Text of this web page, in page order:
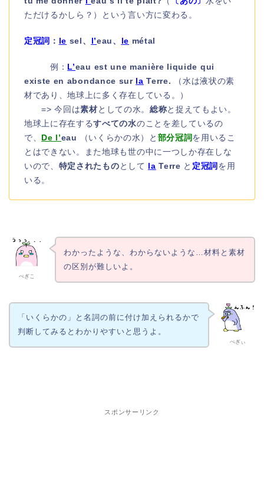
ただけるかしら？）という言い方に変わる。
定冠詞 ： le sel、 l’eau、 le métal
例： L’eau est une manière liquide qui
existe en abondance sur la Terre. （水は液状の素
材であり、地球上に多く存在している。）
=> 今回は素材 としての水。 総称と捉えてもよい。
地球上に存在するすべての水のことを差しているの
で、
De l’eau （いくらかの水）と 部分冠詞 を用いるこ
とはできない。また地球も世の中に一つしか存在しな
いので、 特定されたもの として la Terre と 定冠詞 を用
いる。
ぺぎこ
わかったような、わからないような…材料と素材
の区別が難しいよ。
ぺぎぃ
「いくらかの」と名詞の前に付け加えられるかで
判断してみるとわかりやすいと思うよ。
スポンサーリンク